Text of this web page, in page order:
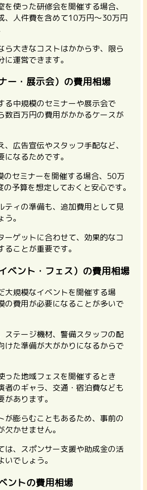
を使った研修会を開催する場合、
、人件費を含めて10万円〜30万円
ら大きなコストはかからず、限ら
運営できます。
ー・展示会）の費用相場
る中規模のセミナーや展示会で
数百万円の費用がかかるケースが
、広告宣伝やスタッフ手配など、
なるためです。
のセミナーを開催する場合、50万
の予算を想定しておくと安心です。
ティの準備も、追加費用として見
。
ーゲットに合わせて、効果的なコ
ことが重要です。
ベント・フェス）の費用相場
大規模なイベントを開催する場
の費用が必要になることが多いで
ステージ機材、警備スタッフの配
けた準備が大がかりになるからで
った地域フェスを開催するとき
者のギャラ、交通・宿泊費なども
あります。
が膨らむこともあるため、事前の
かせません。
は、スポンサー支援や助成金の活
でしょう。
ントの費用相場